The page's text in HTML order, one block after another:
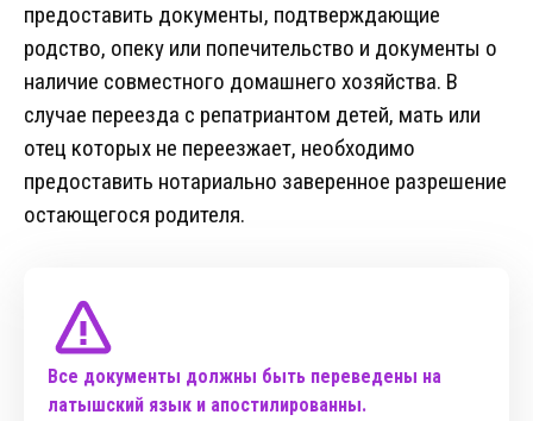
предоставить документы, подтверждающие
родство, опеку или попечительство и документы о
наличие совместного домашнего хозяйства. В
случае переезда с репатриантом детей, мать или
отец которых не переезжает, необходимо
предоставить нотариально заверенное разрешение
остающегося родителя.
Все документы должны быть переведены на
латышский язык и апостилированны.